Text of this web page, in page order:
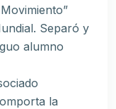
Separó y
alumno
la